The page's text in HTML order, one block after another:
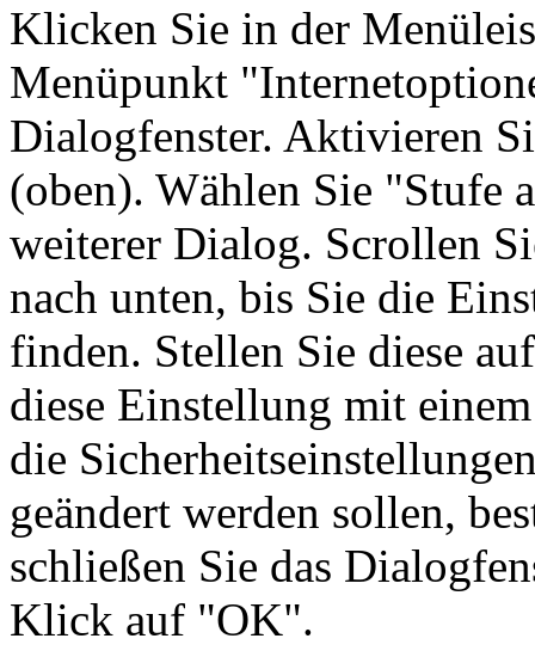
Klicken Sie in der
Menüpunkt
Dialogfenster. Aktivieren
(oben). Wählen Sie "Stufe
weiterer Dialog. Scrollen
nach unten, bis Sie die
finden. Stellen Sie diese
diese Einstellung mit
die
geändert werden sollen,
schließen Sie das
Klick auf "OK".